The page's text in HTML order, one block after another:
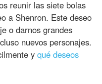
reunir las siete bolas
a Shenron. Este deseo
o darnos grandes
nuevos personajes.
yqué deseos